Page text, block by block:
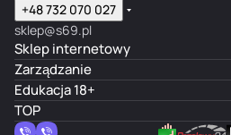
+48 732 070 027
sklep@s69.pl
Sklep internetowy
Zarządzanie
Edukacja 18+
TOP